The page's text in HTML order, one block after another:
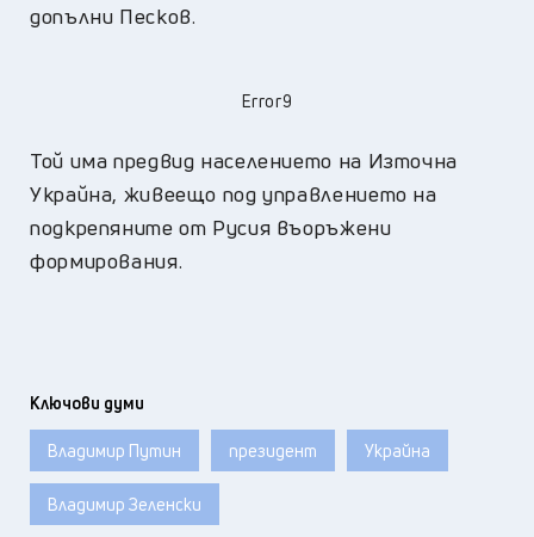
допълни Песков.
Error9
Той има предвид населението на Източна
Украйна, живеещо под управлението на
подкрепяните от Русия въоръжени
формирования.
Ключови думи
Владимир Путин президент Украйна
Владимир Зеленски